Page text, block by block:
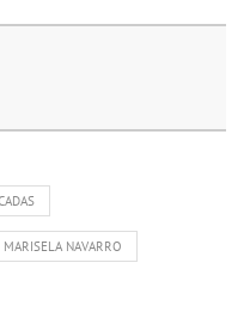
MARISELA NAVARRO